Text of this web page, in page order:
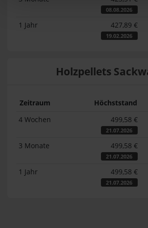
08.08.2026
1 Jahr 427,89 €
19.02.2026
Holzpellets
Zeitraum Höchststand
4 Wochen
499,58 €
21.07.2026
3 Monate 499,58 €
21.07.2026
1 Jahr 499,58 €
21.07.2026